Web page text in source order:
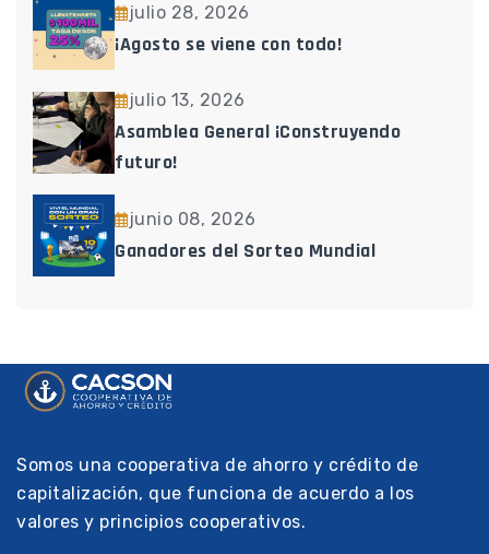
julio 28, 2026
¡Agosto se viene con todo!
julio 13, 2026
Asamblea General ¡Construyendo
futuro!
junio 08, 2026
Ganadores del Sorteo Mundial
Somos una cooperativa de ahorro y crédito de
capitalización, que funciona de acuerdo a los
valores y principios cooperativos.